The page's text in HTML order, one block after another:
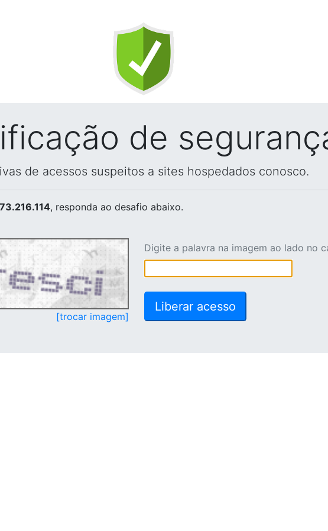
de
de acessos suspeitos a sites hospedados conosco.
, responda ao desafio abaixo.
[trocar imagem]
Digite a palavra na imagem ao lado no